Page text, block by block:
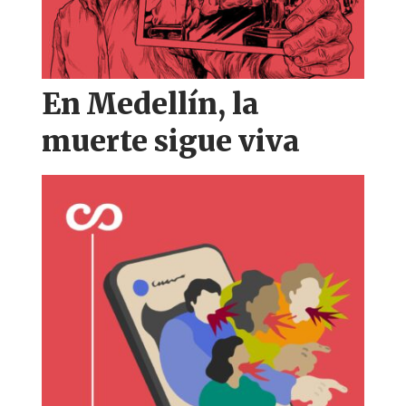
En Medellín, la
muerte sigue viva